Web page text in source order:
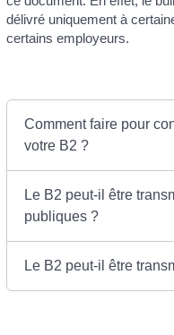
délivré uniquement à
certains employeurs.
Comment faire pour
votre B2 ?
Le B2 peut-il être
publiques ?
Le B2 peut-il être